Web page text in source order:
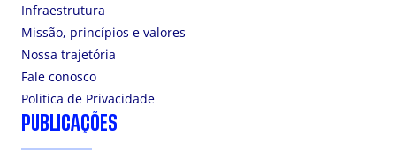
Infraestrutura
Missão, princípios e valores
Nossa trajetória
Fale conosco
Politica de Privacidade
PUBLICAÇÕES